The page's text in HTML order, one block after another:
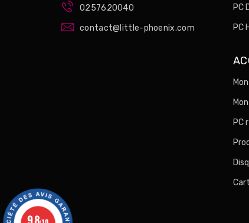
0257620040
contact@little-phoenix.com
PC
PC
PC
9.8